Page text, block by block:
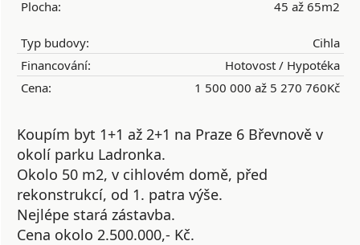
Plocha:
45 až 65m2
Typ budovy:
Cihla
Financování:
Hotovost / Hypotéka
Cena:
1 500 000 až 5 270 760Kč
Koupím byt 1+1 až 2+1 na Praze 6 Břevnově v
okolí parku Ladronka.
Okolo 50 m2, v cihlovém domě, před
rekonstrukcí, od 1. patra výše.
Nejlépe stará zástavba.
Cena okolo 2.500.000,- Kč.